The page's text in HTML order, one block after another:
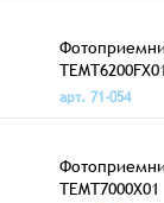
TEMT6200FX01
арт. 71-054
TEMT7000X01